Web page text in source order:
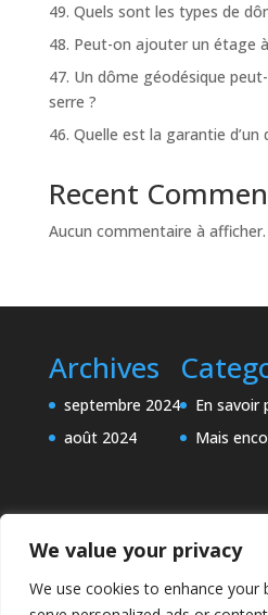
We value your privacy
We use cookies to enhance your
49. Quels sont les types de
48. Peut-on ajouter un étage
47. Un dôme géodésique
serre ?
46. Quelle est la garantie
Recent
Aucun commentaire à afficher.
Archives
septembre 2024
août 2024
En savoir
Mais